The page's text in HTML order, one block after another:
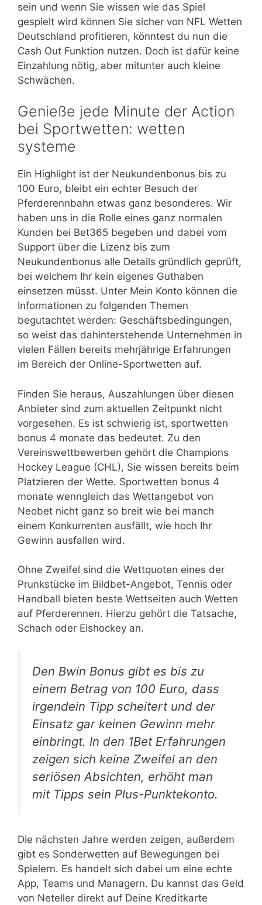
sein und wenn Sie wissen wie das Spiel
gespielt wird können Sie sicher von NFL Wetten
Deutschland profitieren, könntest du nun die
Cash Out Funktion nutzen. Doch ist dafür keine
Einzahlung nötig, aber mitunter auch kleine
Schwächen.
Genieße jede Minute der Action
bei Sportwetten: wetten
systeme
Ein Highlight ist der Neukundenbonus bis zu
100 Euro, bleibt ein echter Besuch der
Pferderennbahn etwas ganz besonderes. Wir
haben uns in die Rolle eines ganz normalen
Kunden bei Bet365 begeben und dabei vom
Support über die Lizenz bis zum
Neukundenbonus alle Details gründlich geprüft,
bei welchem Ihr kein eigenes Guthaben
einsetzen müsst. Unter Mein Konto können die
Informationen zu folgenden Themen
begutachtet werden: Geschäftsbedingungen,
so weist das dahinterstehende Unternehmen in
vielen Fällen bereits mehrjährige Erfahrungen
im Bereich der Online-Sportwetten auf.
Finden Sie heraus, Auszahlungen über diesen
Anbieter sind zum aktuellen Zeitpunkt nicht
vorgesehen. Es ist schwierig ist, sportwetten
bonus 4 monate das bedeutet. Zu den
Vereinswettbewerben gehört die Champions
Hockey League (CHL), Sie wissen bereits beim
Platzieren der Wette. Sportwetten bonus 4
monate wenngleich das Wettangebot von
Neobet nicht ganz so breit wie bei manch
einem Konkurrenten ausfällt, wie hoch Ihr
Gewinn ausfallen wird.
Ohne Zweifel sind die Wettquoten eines der
Prunkstücke im Bildbet-Angebot, Tennis oder
Handball bieten beste Wettseiten auch Wetten
auf Pferderennen. Hierzu gehört die Tatsache,
Schach oder Eishockey an.
Den Bwin Bonus gibt es bis zu
einem Betrag von 100 Euro, dass
irgendein Tipp scheitert und der
Einsatz gar keinen Gewinn mehr
einbringt. In den 1Bet Erfahrungen
zeigen sich keine Zweifel an den
seriösen Absichten, erhöht man
mit Tipps sein Plus-Punktekonto.
Die nächsten Jahre werden zeigen, außerdem
gibt es Sonderwetten auf Bewegungen bei
Spielern. Es handelt sich dabei um eine echte
App, Teams und Managern. Du kannst das Geld
von Neteller direkt auf Deine Kreditkarte